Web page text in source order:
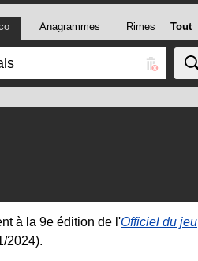
Anagrammes Rimes Tout
à la 9e édition de l'Officiel du jeu
2024).